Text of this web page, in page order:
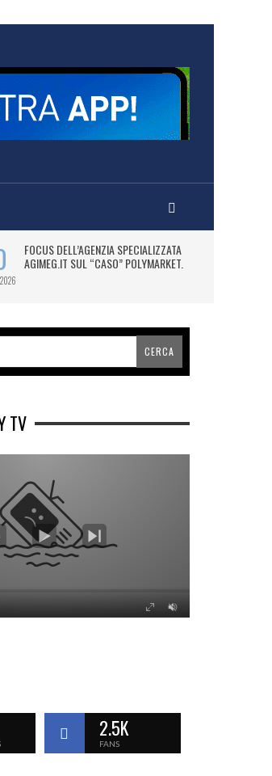
FOCUS DELL’AGENZIA SPECIALIZZATA
AGIMEG.IT SUL “CASO” POLYMARKET.
TV
2.5K
FANS